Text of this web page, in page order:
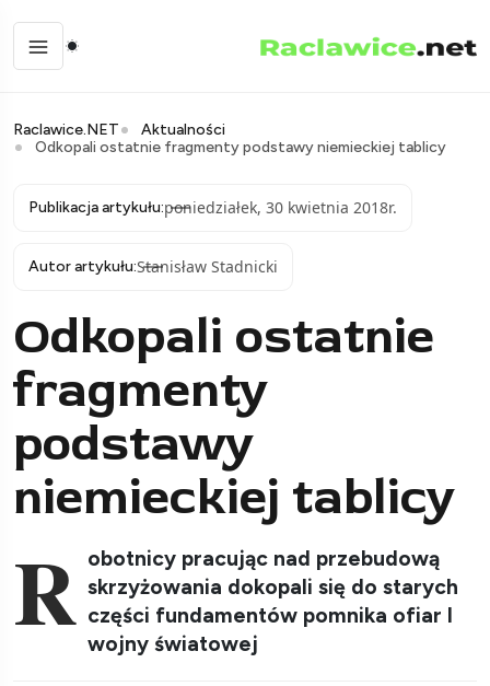
Raclawice.NET
Aktualności
Odkopali ostatnie fragmenty podstawy niemieckiej tablicy
Publikacja artykułu:poniedziałek, 30 kwietnia 2018r.
Autor artykułu:Stanisław Stadnicki
Odkopali ostatnie
fragmenty
podstawy
niemieckiej tablicy
R obotnicy pracując nad przebudową
skrzyżowania dokopali się do starych
części fundamentów pomnika ofiar I
wojny światowej